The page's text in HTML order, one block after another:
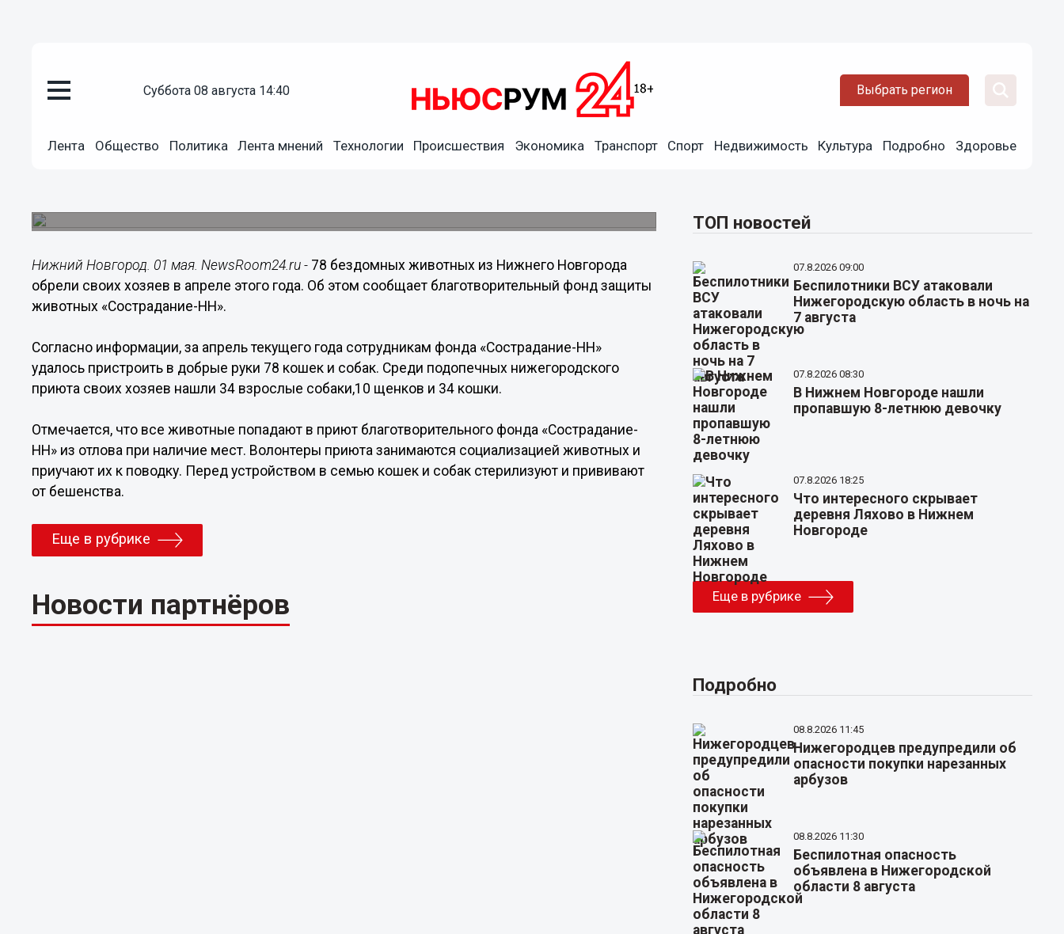
суббота 08 августа 14:40 Выбрать регион
Лента Общество Политика Лента мнений Технологии Происшествия Экономика Транспорт Спорт Недвижимость Культура Подробно Здоровье
78 животных из приюта «Сострадание-НН» стали
Нижний Новгород. 01 мая. NewsRoom24.ru - 78 бездомных животных из Нижнего Новгорода
обрели своих хозяев в апреле этого года. Об этом сообщает благотворительный фонд защиты
животных «Сострадание-НН».
Согласно информации, за апрель текущего года сотрудникам фонда «Сострадание-НН»
удалось пристроить в добрые руки 78 кошек и собак. Среди подопечных нижегородского
приюта своих хозяев нашли 34 взрослые собаки,10 щенков и 34 кошки.
Отмечается, что все животные попадают в приют благотворительного фонда «Сострадание-
НН» из отлова при наличие мест. Волонтеры приюта занимаются социализацией животных и
приучают их к поводку. Перед устройством в семью кошек и собак стерилизуют и прививают
от бешенства.
Еще в рубрике
Новости партнёров
ТОП новостей
07.8.2026 09:00
Беспилотники ВСУ атаковали
Нижегородскую область в ночь на
7 августа
07.8.2026 08:30
В Нижнем Новгороде нашли
пропавшую 8-летнюю девочку
07.8.2026 18:25
Что интересного скрывает
деревня Ляхово в Нижнем
Новгороде
Еще в рубрике
Подробно
08.8.2026 11:45
Нижегородцев предупредили об
опасности покупки нарезанных
арбузов
08.8.2026 11:30
Беспилотная опасность
объявлена в Нижегородской
области 8 августа